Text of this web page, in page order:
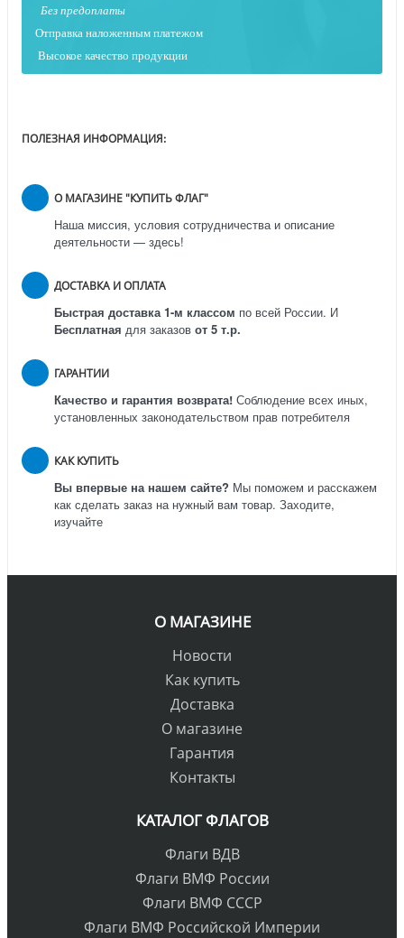
Без предоплаты
Отправка наложенным платежом
Высокое качество продукции
ПОЛЕЗНАЯ ИНФОРМАЦИЯ:
О МАГАЗИНЕ "КУПИТЬ ФЛАГ"
Наша миссия, условия сотрудничества и описание
деятельности — здесь!
ДОСТАВКА И ОПЛАТА
Быстрая доставка 1-м классом по всей России. И
Бесплатная для заказов от 5 т.р.
ГАРАНТИИ
Качество и гарантия возврата! Соблюдение всех иных,
установленных законодательством прав потребителя
КАК КУПИТЬ
Вы впервые на нашем сайте? Мы поможем и расскажем
как сделать заказ на нужный вам товар. Заходите,
изучайте
О МАГАЗИНЕ
Новости
Как купить
Доставка
О магазине
Гарантия
Контакты
КАТАЛОГ ФЛАГОВ
Флаги ВДВ
Флаги ВМФ России
Флаги ВМФ СССР
Флаги ВМФ Российской Империи